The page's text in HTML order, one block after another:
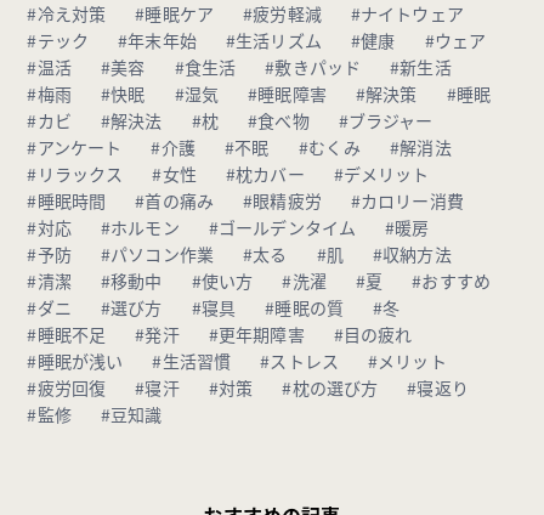
#冷え対策 #睡眠ケア #疲労軽減
#ナイトウェア
#テック
#年末年始 #生活リズム #健康
#ウェア
#温活
#美容 #食生活 #敷きパッド
#新生活
#梅雨
#快眠 #湿気 #睡眠障害 #解決策
#睡眠
#カビ
#解決法 #枕 #食べ物
#ブラジャー
#アンケート
#介護 #不眠 #むくみ
#解消法
#リラックス
#女性 #枕カバー
#デメリット
#睡眠時間
#首の痛み #眼精疲労
#カロリー消費
#対応
#ホルモン #ゴールデンタイム
#暖房
#予防
#パソコン作業 #太る #肌
#収納方法
#清潔
#移動中 #使い方 #洗濯 #夏
#おすすめ
#ダニ
#選び方 #寝具 #睡眠の質
#冬
#睡眠不足
#発汗 #更年期障害
#目の疲れ
#睡眠が浅い
#生活習慣 #ストレス
#メリット
#疲労回復
#寝汗 #対策 #枕の選び方
#寝返り
#監修
#豆知識